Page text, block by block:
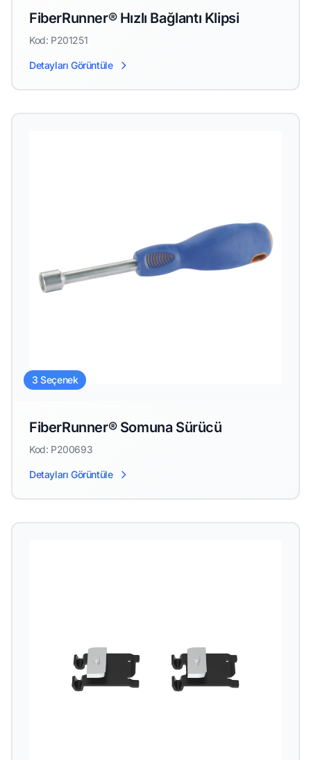
FiberRunner® Hızlı Bağlantı Klipsi
Kod: P201251
Detayları Görüntüle
3 Seçenek
FiberRunner® Somuna Sürücü
Kod: P200693
Detayları Görüntüle